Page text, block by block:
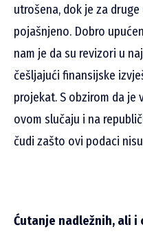
utrošena, dok je za
pojašnjeno. Dobro
nam je da su revizori u
češljajući finansijske
projekat. S obzirom da je
ovom slučaju i na
čudi zašto ovi podaci
Ćutanje nadležnih, ali i